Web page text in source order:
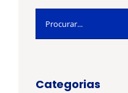
Categorias